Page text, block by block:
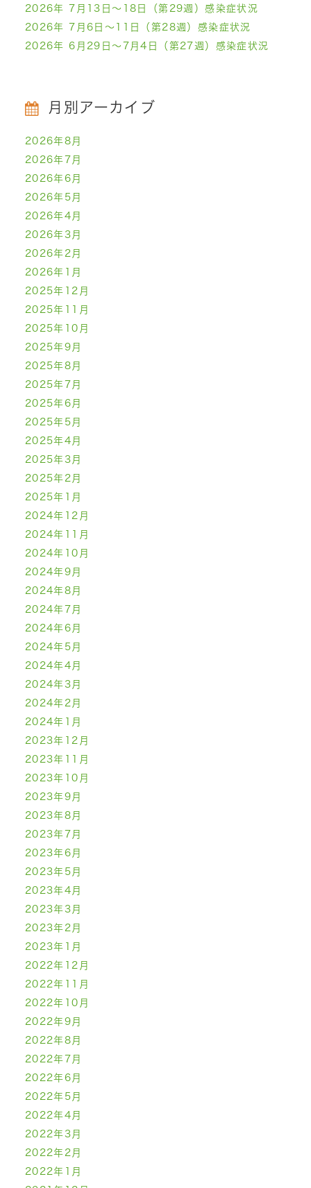
2026年 7月13日～18日（第29週）感染症状況
2026年 7月6日～11日（第28週）感染症状況
2026年 6月29日～7月4日（第27週）感染症状況
月別アーカイブ
2026年8月
2026年7月
2026年6月
2026年5月
2026年4月
2026年3月
2026年2月
2026年1月
2025年12月
2025年11月
2025年10月
2025年9月
2025年8月
2025年7月
2025年6月
2025年5月
2025年4月
2025年3月
2025年2月
2025年1月
2024年12月
2024年11月
2024年10月
2024年9月
2024年8月
2024年7月
2024年6月
2024年5月
2024年4月
2024年3月
2024年2月
2024年1月
2023年12月
2023年11月
2023年10月
2023年9月
2023年8月
2023年7月
2023年6月
2023年5月
2023年4月
2023年3月
2023年2月
2023年1月
2022年12月
2022年11月
2022年10月
2022年9月
2022年8月
2022年7月
2022年6月
2022年5月
2022年4月
2022年3月
2022年2月
2022年1月